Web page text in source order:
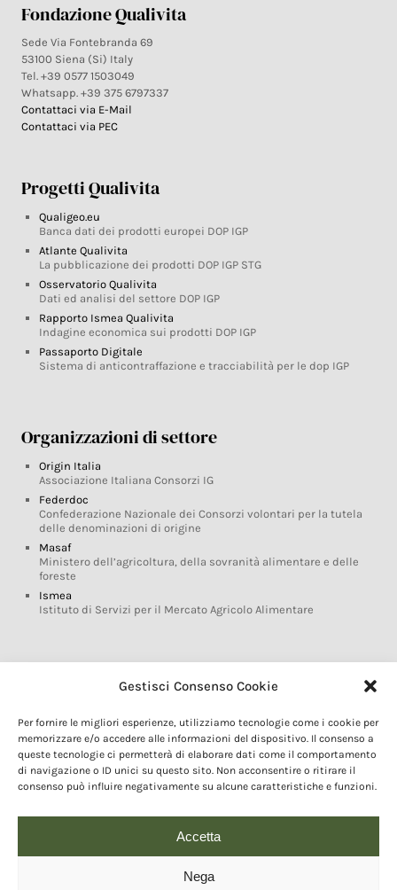
Gestisci Consenso Cookie
Per fornire le migliori esperienze, utilizziamo tecnologie come i cookie per
memorizzare e/o accedere alle informazioni del dispositivo. Il consenso a
queste tecnologie ci permetterà di elaborare dati come il comportamento
di navigazione o ID unici su questo sito. Non acconsentire o ritirare il
consenso può influire negativamente su alcune caratteristiche e funzioni.
Accetta
Nega
Fondazione Qualivita
Sede Via Fontebranda 69
53100 Siena (Si) Italy
Tel. +39 0577 1503049
Whatsapp. +39 375 6797337
Contattaci via E-Mail
Contattaci via PEC
Progetti Qualivita
Qualigeo.eu
Banca dati dei prodotti europei DOP IGP
Atlante Qualivita
La pubblicazione dei prodotti DOP IGP STG
Osservatorio Qualivita
Dati ed analisi del settore DOP IGP
Rapporto Ismea Qualivita
Indagine economica sui prodotti DOP IGP
Passaporto Digitale
Sistema di anticontraffazione e tracciabilità per le dop IGP
Organizzazioni di settore
Origin Italia
Associazione Italiana Consorzi IG
Federdoc
Confederazione Nazionale dei Consorzi volontari per la tutela
delle denominazioni di origine
Masaf
Ministero dell’agricoltura, della sovranità alimentare e delle
foreste
Ismea
Istituto di Servizi per il Mercato Agricolo Alimentare
Glossario DOP IGP
Marchi DOP IGP
Normativa prodotti DOP IGP
Consorzi di Tutela
Farm To Fork e prodotti DOP IGP